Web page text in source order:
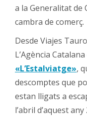
a la Generalitat de
cambra de comerç.
Desde Viajes
L’Agència
«L’Estalviatge»,
descomptes que
estan lligats a
l’abril d’aquest any